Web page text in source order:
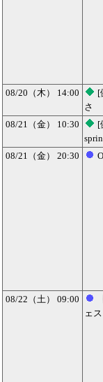
08/20（木） 14:00
[
さ
08/21（金） 10:30
[
08/21（金） 20:30
08/22（土） 09:00
ェス